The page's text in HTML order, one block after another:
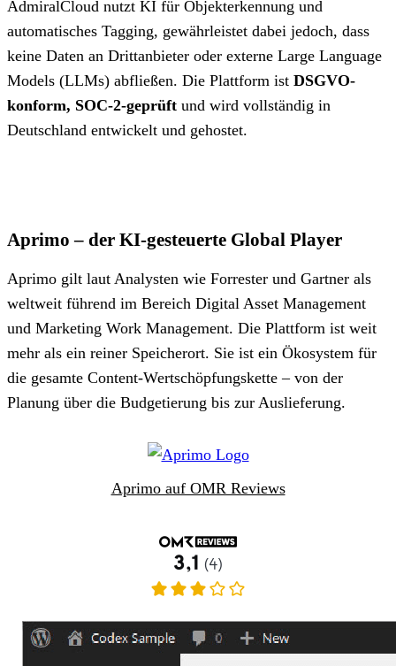
AdmiralCloud nutzt KI für Objekterkennung und
automatisches Tagging, gewährleistet dabei jedoch, dass
keine Daten an Drittanbieter oder externe Large Language
Models (LLMs) abfließen. Die Plattform ist DSGVO-
konform, SOC-2-geprüft und wird vollständig in
Deutschland entwickelt und gehostet.
Aprimo – der KI-gesteuerte Global Player
Aprimo gilt laut Analysten wie Forrester und Gartner als
weltweit führend im Bereich Digital Asset Management
und Marketing Work Management. Die Plattform ist weit
mehr als ein reiner Speicherort. Sie ist ein Ökosystem für
die gesamte Content-Wertschöpfungskette – von der
Planung über die Budgetierung bis zur Auslieferung.
Aprimo auf OMR Reviews